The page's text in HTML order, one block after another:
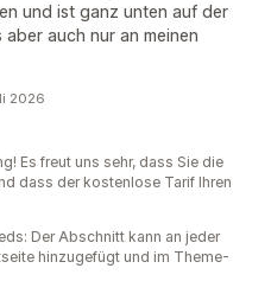
und ist ganz unten auf der
auch nur an meinen
2026
Es freut uns sehr, dass Sie die
dass der kostenlose Tarif Ihren
Der Abschnitt kann an jeder
hinzugefügt und im Theme-